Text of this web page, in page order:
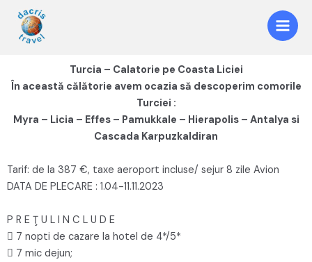
Turcia – Calatorie pe Coasta Liciei
În această călătorie avem ocazia să descoperim comorile
Turciei :
Myra – Licia – Effes – Pamukkale – Hierapolis – Antalya si
Cascada Karpuzkaldiran
Tarif: de la 387 €, taxe aeroport incluse/ sejur 8 zile Avion
DATA DE PLECARE : 1.04-11.11.2023
P R E Ţ U L I N C L U D E
 7 nopti de cazare la hotel de 4*/5*
 7 mic dejun;